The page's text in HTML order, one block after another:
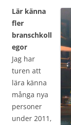
Lär känna
fler
branschkoll
egor
Jag har
turen att
lära känna
många nya
personer
under 2011,